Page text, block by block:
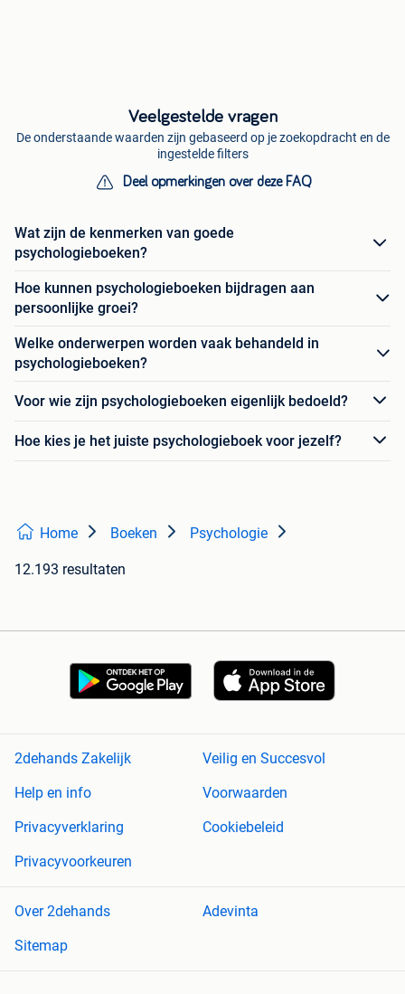
Veelgestelde vragen
De onderstaande waarden zijn gebaseerd op je zoekopdracht en de
ingestelde filters
Deel opmerkingen over deze FAQ
Wat zijn de kenmerken van goede
psychologieboeken?
Hoe kunnen psychologieboeken bijdragen aan
persoonlijke groei?
Welke onderwerpen worden vaak behandeld in
psychologieboeken?
Voor wie zijn psychologieboeken eigenlijk bedoeld?
Hoe kies je het juiste psychologieboek voor jezelf?
Home Boeken Psychologie
12.193 resultaten
2dehands Zakelijk
Veilig en Succesvol
Help en info
Voorwaarden
Privacyverklaring
Cookiebeleid
Privacyvoorkeuren
Over 2dehands
Adevinta
Sitemap